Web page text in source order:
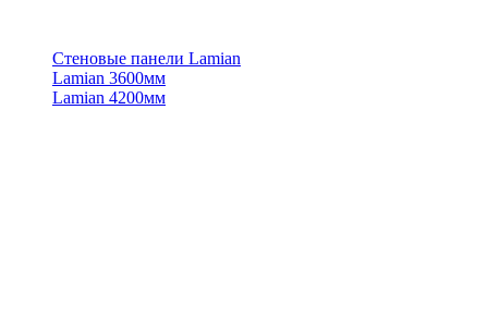
Стеновые панели Lamian
Lamian 3600мм
Lamian 4200мм